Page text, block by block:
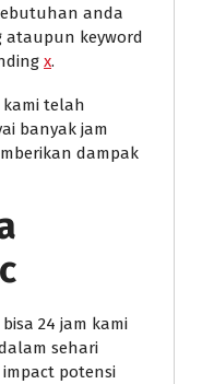
anda
keyword
x.
kami telah
banyak jam
dampak
bisa 24 jam kami
sehari
potensi